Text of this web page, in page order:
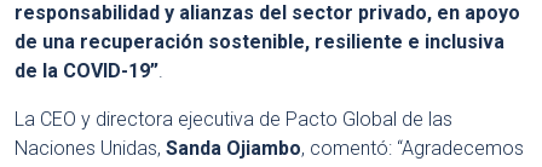
responsabilidad y alianzas del sector privado, en apoyo
de una recuperación sostenible, resiliente e inclusiva
de la COVID-19”.
La CEO y directora ejecutiva de Pacto Global de las
Naciones Unidas, Sanda Ojiambo, comentó: “Agradecemos